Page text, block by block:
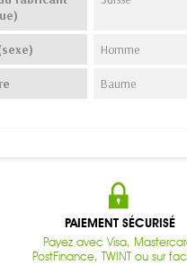
Homme
Baume
PAIEMENT SÉCURISÉ
Payez avec Visa,
PostFinance, TWINT ou sur